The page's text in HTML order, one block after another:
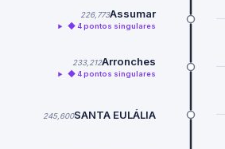
226,773Assumar
◆ 4 pontos singulares
233,212Arronches
◆ 4 pontos singulares
245,600SANTA EULÁLIA